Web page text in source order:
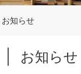
お知らせ
お知らせ